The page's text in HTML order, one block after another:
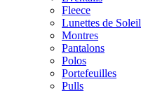
Fleece
Lunettes de Soleil
Montres
Pantalons
Polos
Portefeuilles
Pulls